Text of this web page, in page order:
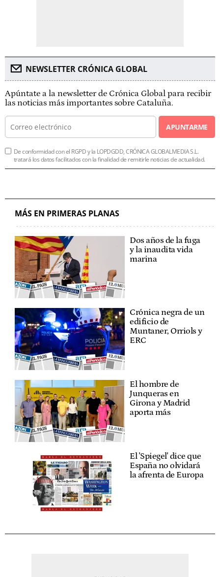
NEWSLETTER CRÓNICA GLOBAL
Apúntate a la newsletter de Crónica Global para recibir
las noticias más importantes sobre Cataluña.
APUNTARME
De conformidad con el RGPD y la LOPDGDD, CRÓNICA GLOBALMEDIA S.L.
tratará los datos facilitados con la finalidad de remitirle noticias de actualidad.
MÁS EN PRIMERAS PLANAS
Dos años de la fuga
y la inaudita vida
marina
Crónica negra de un
edificio de
Muntaner, Orriols y
ERC
El hombre de
Junqueras en
Girona y Madrid
aporta más
El 'Spiegel' dice que
España no olvidará
la afrenta de Europa